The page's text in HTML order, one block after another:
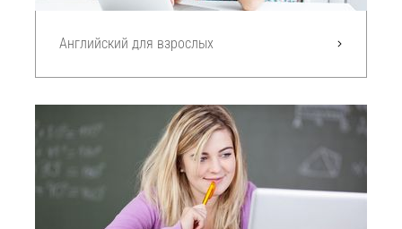
Английский для взрослых